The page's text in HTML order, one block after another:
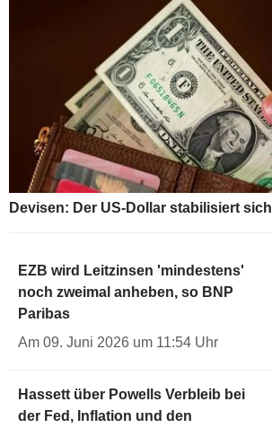
Devisen: Der US-Dollar stabilisiert sich
EZB wird Leitzinsen 'mindestens'
noch zweimal anheben, so BNP
Paribas
Am 09. Juni 2026 um 11:54 Uhr
Hassett über Powells Verbleib bei
der Fed, Inflation und den